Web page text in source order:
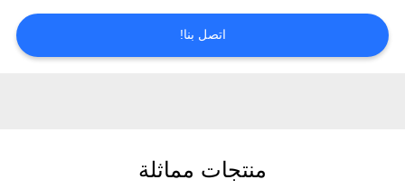
اتصل
بنا
اتصل بنا!
منتجات مماثلة